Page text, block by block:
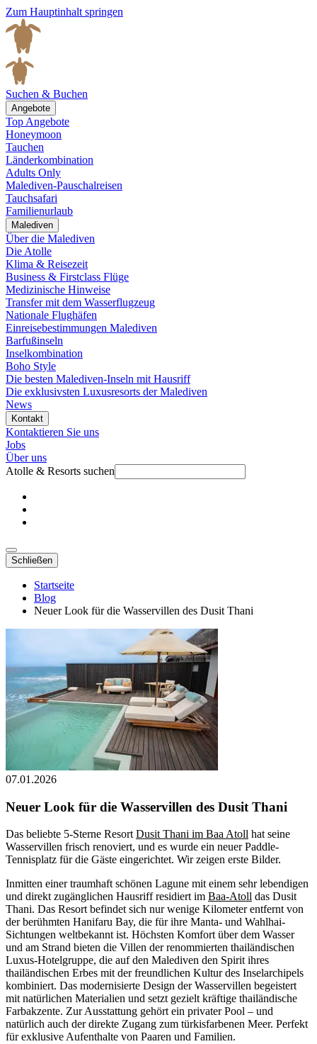
Zum Hauptinhalt springen
Suchen & Buchen
Angebote
Top Angebote
Honeymoon
Tauchen
Länderkombination
Adults Only
Malediven-Pauschalreisen
Tauchsafari
Familienurlaub
Malediven
Über die Malediven
Die Atolle
Klima & Reisezeit
Business & Firstclass Flüge
Medizinische Hinweise
Transfer mit dem Wasserflugzeug
Nationale Flughäfen
Einreisebestimmungen Malediven
Barfußinseln
Inselkombination
Boho Style
Die besten Malediven-Inseln mit Hausriff
Die exklusivsten Luxusresorts der Malediven
News
Kontakt
Kontaktieren Sie uns
Jobs
Über uns
Atolle & Resorts suchen
Schließen
Startseite
Blog
Neuer Look für die Wasservillen des Dusit Thani
07.01.2026
Neuer Look für die Wasservillen des Dusit Thani
Das beliebte 5-Sterne ResortDusit Thani im Baa Atoll hat seine
Wasservillen frisch renoviert, und es wurde ein neuer Paddle-
Tennisplatz für die Gäste eingerichtet. Wir zeigen erste Bilder.
Inmitten einer traumhaft schönen Lagune mit einem sehr lebendigen
und direkt zugänglichen Hausriff residiert im Baa-Atoll das Dusit
Thani. Das Resort befindet sich nur wenige Kilometer entfernt von
der berühmten Hanifaru Bay, die für ihre Manta- und Wahlhai-
Sichtungen weltbekannt ist. Höchsten Komfort über dem Wasser
und am Strand bieten die Villen der renommierten thailändischen
Luxus-Hotelgruppe, die auf den Malediven den Spirit ihres
thailändischen Erbes mit der freundlichen Kultur des Inselarchipels
kombiniert. Das modernisierte Design der Wasservillen begeistert
mit natürlichen Materialien und setzt gezielt kräftige thailändische
Farbakzente. Zur Ausstattung gehört ein privater Pool – und
natürlich auch der direkte Zugang zum türkisfarbenen Meer. Perfekt
für exklusive Aufenthalte von Paaren und Familien.